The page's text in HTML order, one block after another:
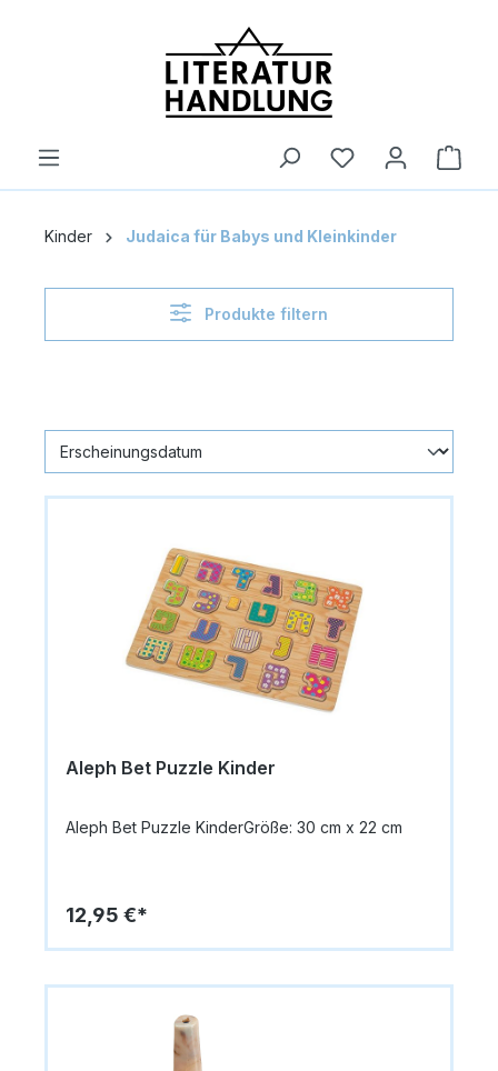
Kinder Judaica für Babys und Kleinkinder
Produkte filtern
Aleph Bet Puzzle Kinder
Aleph Bet Puzzle KinderGröße: 30 cm x 22 cm
12,95 €*